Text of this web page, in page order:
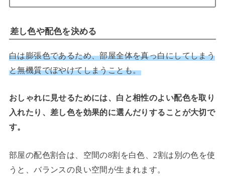
差し色や配色を決める
白は膨張色であるため、部屋全体を真っ白にしてしまう
と無機質でぼやけてしまうことも。
おしゃれに見せるためには、白と相性のよい配色を取り
入れたり、差し色を効果的に選んだりすることが大切で
す。
部屋の配色割合は、空間の8割を白色、2割は別の色を使
うと、バランスの良い空間が生まれます。